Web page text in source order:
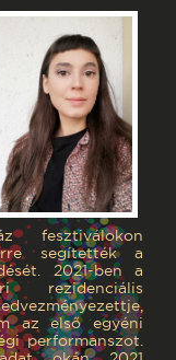
fesztiválokon
segítették a
2021-ben a
rezidenciális
az első egyéni
performanszot.